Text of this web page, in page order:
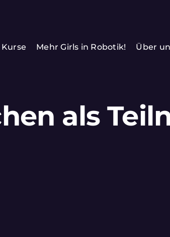
Kurse Mehr Girls in Robotik! Über
als